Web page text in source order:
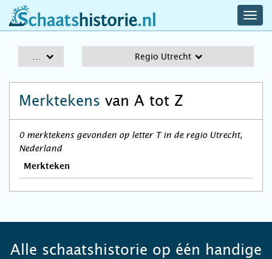
schaatshistorie.nl
Regio Utrecht
Merktekens van A tot Z
0 merktekens gevonden op letter T in de regio Utrecht,
Nederland
Merkteken
Alle schaatshistorie op één handige